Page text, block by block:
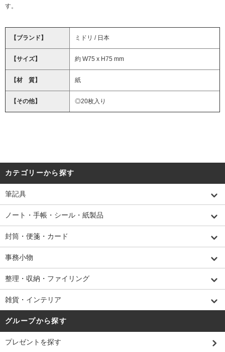
す。
【ブランド】 ミドリ / 日本
【サイズ】 約 W75 x H75 mm
【材 質】 紙
【その他】 ◎20枚入り
カテゴリーから探す
筆記具
ノート・手帳・シール・紙製品
封筒・便箋・カード
事務小物
整理・収納・ファイリング
雑貨・インテリア
グループから探す
プレゼントを探す